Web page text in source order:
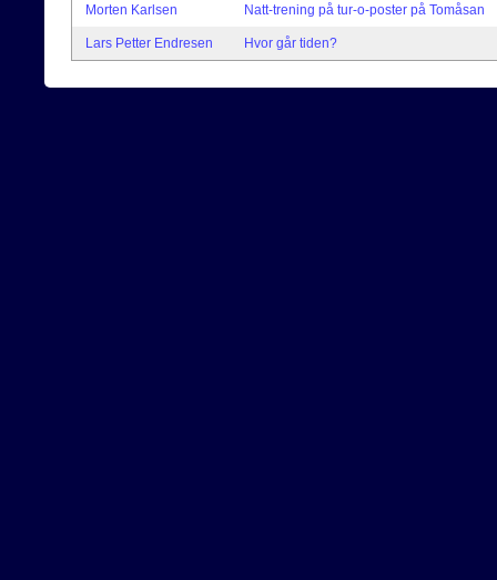
Morten Karlsen Natt-trening på tur-o-poster på Tomåsan
Lars Petter Endresen Hvor går tiden?